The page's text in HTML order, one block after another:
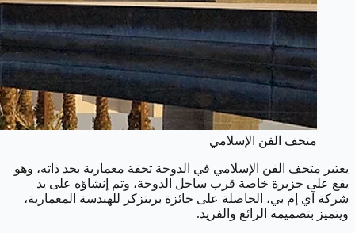
متحف الفن الإسلامي
يعتبر متحف الفن الإسلامي في الدوحة تحفة معمارية بحد ذاته، وهو
يقع على جزيرة خاصة قرب ساحل الدوحة، وتم إنشاؤه على يد
شركة آي إم بي، الحاصلة على جائزة بريتزكر للهندسة المعمارية،
ويتميز بتصميمه الرائع والفريد.